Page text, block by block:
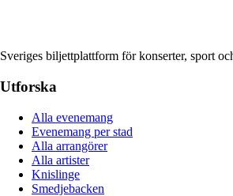
Sveriges biljettplattform för konserter, sport
Utforska
Alla evenemang
Evenemang per stad
Alla arrangörer
Alla artister
Knislinge
Smedjebacken